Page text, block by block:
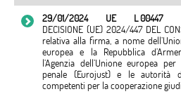
29/01/2024
UE
L 00447
DECISIONE (UE) 2024/447 DEL
relativa alla firma, a nome
europea e la Repubblica
l’Agenzia dell’Unione europea
penale (Eurojust) e le autorità
competenti per la cooperazione